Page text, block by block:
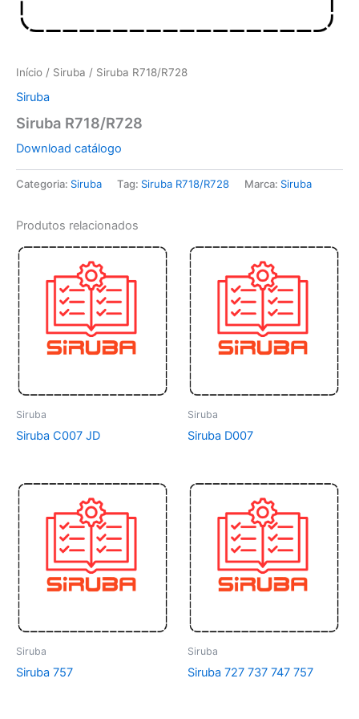
Início / Siruba / Siruba R718/R728
Siruba
Siruba R718/R728
Download catálogo
Categoria: Siruba Tag: Siruba R718/R728 Marca: Siruba
Produtos relacionados
Siruba
Siruba C007 JD
Siruba
Siruba D007
Siruba
Siruba 757
Siruba
Siruba 727 737 747 757